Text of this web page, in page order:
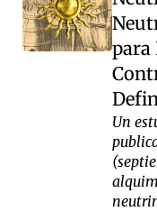
para
Un